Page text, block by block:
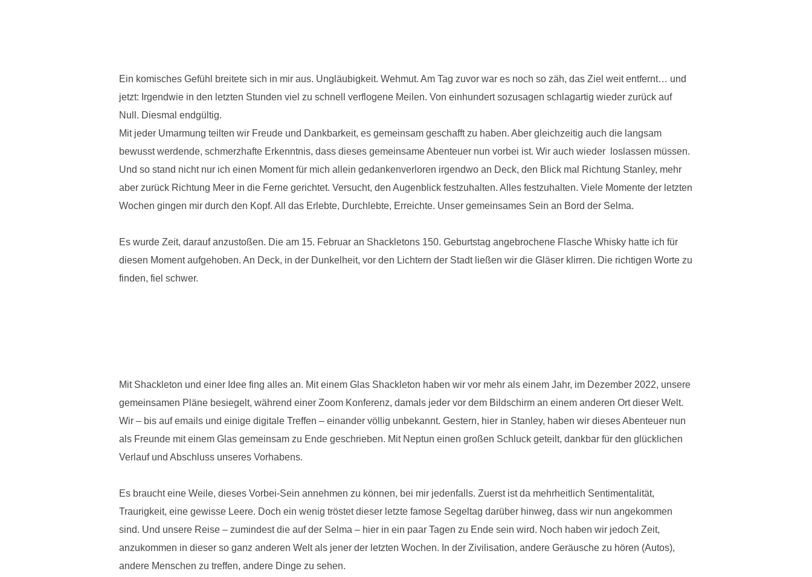
Ein komisches Gefühl breitete sich in mir aus. Ungläubigkeit. Wehmut. Am Tag zuvor war es noch so zäh, das Ziel weit entfernt… und
jetzt: Irgendwie in den letzten Stunden viel zu schnell verflogene Meilen. Von einhundert sozusagen schlagartig wieder zurück auf
Null. Diesmal endgültig.
Mit jeder Umarmung teilten wir Freude und Dankbarkeit, es gemeinsam geschafft zu haben. Aber gleichzeitig auch die langsam
bewusst werdende, schmerzhafte Erkenntnis, dass dieses gemeinsame Abenteuer nun vorbei ist. Wir auch wieder loslassen müssen.
Und so stand nicht nur ich einen Moment für mich allein gedankenverloren irgendwo an Deck, den Blick mal Richtung Stanley, mehr
aber zurück Richtung Meer in die Ferne gerichtet. Versucht, den Augenblick festzuhalten. Alles festzuhalten. Viele Momente der letzten
Wochen gingen mir durch den Kopf. All das Erlebte, Durchlebte, Erreichte. Unser gemeinsames Sein an Bord der Selma.
Es wurde Zeit, darauf anzustoßen. Die am 15. Februar an Shackletons 150. Geburtstag angebrochene Flasche Whisky hatte ich für
diesen Moment aufgehoben. An Deck, in der Dunkelheit, vor den Lichtern der Stadt ließen wir die Gläser klirren. Die richtigen Worte zu
finden, fiel schwer.
Mit Shackleton und einer Idee fing alles an. Mit einem Glas Shackleton haben wir vor mehr als einem Jahr, im Dezember 2022, unsere
gemeinsamen Pläne besiegelt, während einer Zoom Konferenz, damals jeder vor dem Bildschirm an einem anderen Ort dieser Welt.
Wir – bis auf emails und einige digitale Treffen – einander völlig unbekannt. Gestern, hier in Stanley, haben wir dieses Abenteuer nun
als Freunde mit einem Glas gemeinsam zu Ende geschrieben. Mit Neptun einen großen Schluck geteilt, dankbar für den glücklichen
Verlauf und Abschluss unseres Vorhabens.
Es braucht eine Weile, dieses Vorbei-Sein annehmen zu können, bei mir jedenfalls. Zuerst ist da mehrheitlich Sentimentalität,
Traurigkeit, eine gewisse Leere. Doch ein wenig tröstet dieser letzte famose Segeltag darüber hinweg, dass wir nun angekommen
sind. Und unsere Reise – zumindest die auf der Selma – hier in ein paar Tagen zu Ende sein wird. Noch haben wir jedoch Zeit,
anzukommen in dieser so ganz anderen Welt als jener der letzten Wochen. In der Zivilisation, andere Geräusche zu hören (Autos),
andere Menschen zu treffen, andere Dinge zu sehen.